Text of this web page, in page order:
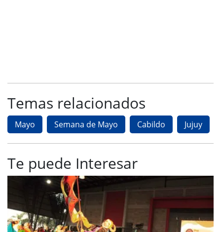
Temas relacionados
Mayo Semana de Mayo Cabildo Jujuy
Te puede Interesar